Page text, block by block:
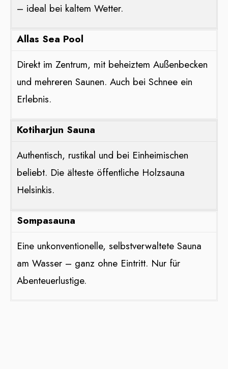
– ideal bei kaltem Wetter.
Allas Sea Pool
Direkt im Zentrum, mit beheiztem Außenbecken
und mehreren Saunen. Auch bei Schnee ein
Erlebnis.
Kotiharjun Sauna
Authentisch, rustikal und bei Einheimischen
beliebt. Die älteste öffentliche Holzsauna
Helsinkis.
Sompasauna
Eine unkonventionelle, selbstverwaltete Sauna
am Wasser – ganz ohne Eintritt. Nur für
Abenteuerlustige.